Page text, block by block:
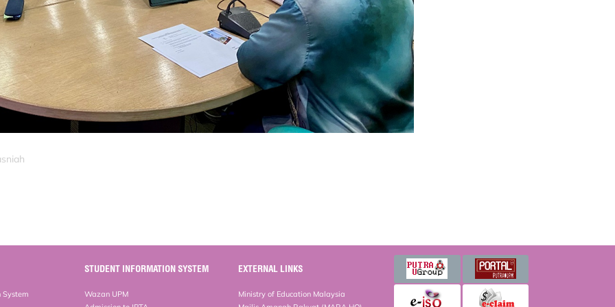
STUDENT INFORMATION SYSTEM
Wazan UPM
EXTERNAL LINKS
Ministry of Education Malaysia